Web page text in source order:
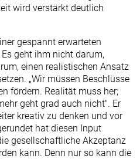
wird verstärkt deutlich
gespannt erwarteten
geht ihm nicht darum,
einen realistischen Ansatz
„Wir müssen Beschlüsse
fördern. Realität muss her;
geht grad auch nicht". Er
kreativ zu denken und vor
hat diesen Input
gesellschaftliche Akzeptanz
kann. Denn nur so kann die